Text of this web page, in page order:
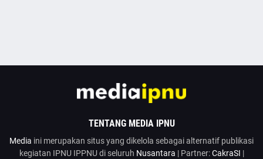
TENTANG MEDIA IPNU
Media ini merupakan situs yang dikelola sebagai alternatif publikasi
kegiatan IPNU IPPNU di seluruh Nusantara | Partner:CakraSI |